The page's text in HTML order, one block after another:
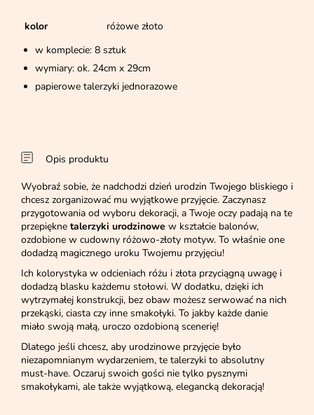
kolor
różowe złoto
w komplecie: 8 sztuk
wymiary: ok. 24cm x 29cm
papierowe talerzyki jednorazowe
Opis produktu
Wyobraź sobie, że nadchodzi dzień urodzin Twojego bliskiego i
chcesz zorganizować mu wyjątkowe przyjęcie. Zaczynasz
przygotowania od wyboru dekoracji, a Twoje oczy padają na te
przepiękne talerzyki urodzinowe w kształcie balonów,
ozdobione w cudowny różowo-złoty motyw. To właśnie one
dodadzą magicznego uroku Twojemu przyjęciu!
Ich kolorystyka w odcieniach różu i złota przyciągną uwagę i
dodadzą blasku każdemu stołowi. W dodatku, dzięki ich
wytrzymałej konstrukcji, bez obaw możesz serwować na nich
przekąski, ciasta czy inne smakołyki. To jakby każde danie
miało swoją małą, uroczo ozdobioną scenerię!
Dlatego jeśli chcesz, aby urodzinowe przyjęcie było
niezapomnianym wydarzeniem, te talerzyki to absolutny
must-have. Oczaruj swoich gości nie tylko pysznymi
smakołykami, ale także wyjątkową, elegancką dekoracją!